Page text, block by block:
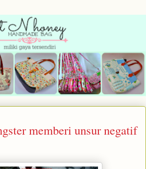
memberi unsur negatif